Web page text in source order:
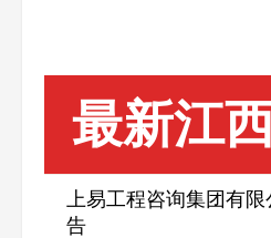
最新江
上易工程咨询集团有
告